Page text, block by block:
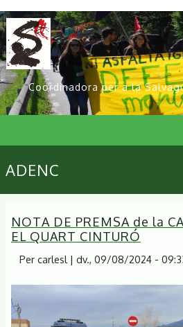
Vés
al
contingut
Coordinadora per a la
User
Primary
links
ADENC
NOTA DE PREMSA de la
EL QUART CINTURÓ
Per carlesl | dv., 09/08/2024 -